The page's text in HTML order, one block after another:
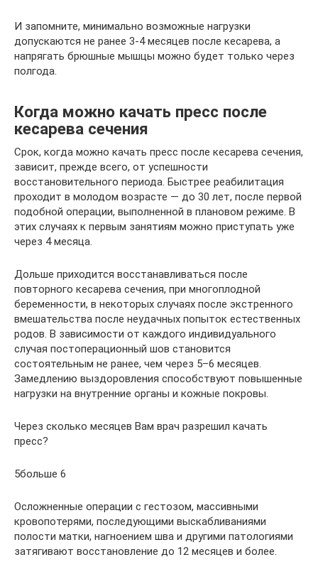
И запомните, минимально возможные нагрузки
допускаются не ранее 3-4 месяцев после кесарева, а
напрягать брюшные мышцы можно будет только через
полгода.
Когда можно качать пресс после
кесарева сечения
Срок, когда можно качать пресс после кесарева сечения,
зависит, прежде всего, от успешности
восстановительного периода. Быстрее реабилитация
проходит в молодом возрасте — до 30 лет, после первой
подобной операции, выполненной в плановом режиме. В
этих случаях к первым занятиям можно приступать уже
через 4 месяца.
Дольше приходится восстанавливаться после
повторного кесарева сечения, при многоплодной
беременности, в некоторых случаях после экстренного
вмешательства после неудачных попыток естественных
родов. В зависимости от каждого индивидуального
случая постоперационный шов становится
состоятельным не ранее, чем через 5–6 месяцев.
Замедлению выздоровления способствуют повышенные
нагрузки на внутренние органы и кожные покровы.
Через сколько месяцев Вам врач разрешил качать
пресс?
5больше 6
Осложненные операции с гестозом, массивными
кровопотерями, последующими выскабливаниями
полости матки, нагноением шва и другими патологиями
затягивают восстановление до 12 месяцев и более.